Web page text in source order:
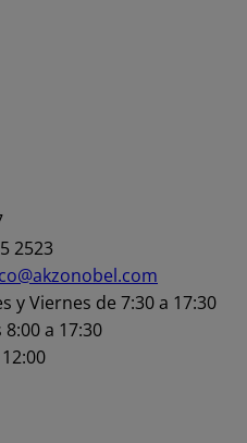
2523
y Viernes de 7:30 a 17:30
8:00 a 17:30